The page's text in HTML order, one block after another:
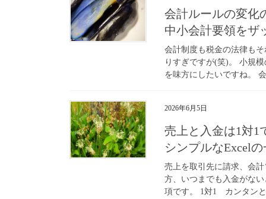
会計ルールの変化
中小会計要領をザ
会計制度も税金の法律も
りすぎですが(笑)。 小規
を味方にしたいですね。
2026年6月5日
売上と入金は1対1
シンプルなExcel
売上を取引先に請求、会
方、いつまでも入金がな
項です。 1対1 カンタン